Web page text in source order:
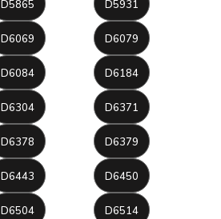
D5865 D5931
D6069 D6079
D6084 D6184
D6304 D6371
D6378 D6379
D6443 D6450
D6504 D6514